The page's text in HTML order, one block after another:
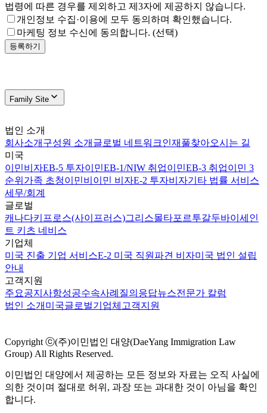
법령에 따른 경우를 제외하고 제3자에 제공하지 않습니다.
개인정보 수집·이용에 모두 동의하며 확인했습니다.
마케팅 정보 수신에 동의합니다. (선택)
등록하기
Family Site
법인 소개
회사소개 구성원 소개 글로벌 네트워크인재풀찾아오시는 길
미국
이민비자EB-5 투자이민EB-1/NIW 취업이민EB-3 취업이민 3
순위 가족 초청이민비이민 비자E-2 투자비자기타 법률 서비스
세무/회계
글로벌
캐나다키프로스(사이프러스)그리스몰타포르투갈두바이 세인
트 키츠 네비스
기업체
미국 진출 기업 서비스E-2 미국 직원파견 비자미국 법인 설립
안내
고객지원
주요공지사항성공수속사례 질의응답뉴스전문가 칼럼
법인 소개 미국글로벌기업체 고객지원
Copyright ⓒ(주)이민법인 대양(DaeYang Immigration Law
Group) All Rights Reserved.
이민법인 대양에서 제공하는 모든 정보와 자료는 오직 사실에
의한 것이며 절대로 허위, 과장 또는 과대한 것이 아님을 확인
합니다.